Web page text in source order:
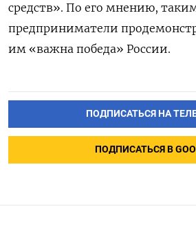
средств». По его мнению,
предприниматели
им «важна победа» России.
ПОДПИСАТЬСЯ НА
ПОДПИСАТЬСЯ В